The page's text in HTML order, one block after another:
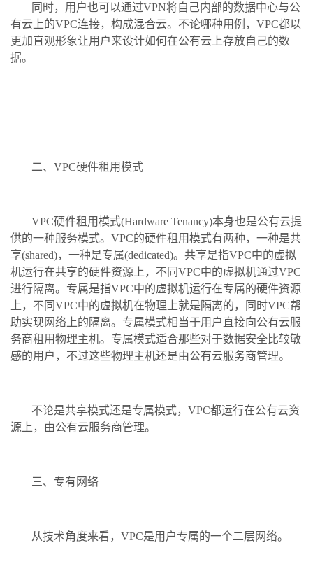
同时，用户也可以通过VPN将自己内部的数据中心与公
有云上的VPC连接，构成混合云。不论哪种用例，VPC都以
更加直观形象让用户来设计如何在公有云上存放自己的数
据。
二、VPC硬件租用模式
VPC硬件租用模式(Hardware Tenancy)本身也是公有云提
供的一种服务模式。VPC的硬件租用模式有两种，一种是共
享(shared)，一种是专属(dedicated)。共享是指VPC中的虚拟
机运行在共享的硬件资源上，不同VPC中的虚拟机通过VPC
进行隔离。专属是指VPC中的虚拟机运行在专属的硬件资源
上，不同VPC中的虚拟机在物理上就是隔离的，同时VPC帮
助实现网络上的隔离。专属模式相当于用户直接向公有云服
务商租用物理主机。专属模式适合那些对于数据安全比较敏
感的用户，不过这些物理主机还是由公有云服务商管理。
不论是共享模式还是专属模式，VPC都运行在公有云资
源上，由公有云服务商管理。
三、专有网络
从技术角度来看，VPC是用户专属的一个二层网络。